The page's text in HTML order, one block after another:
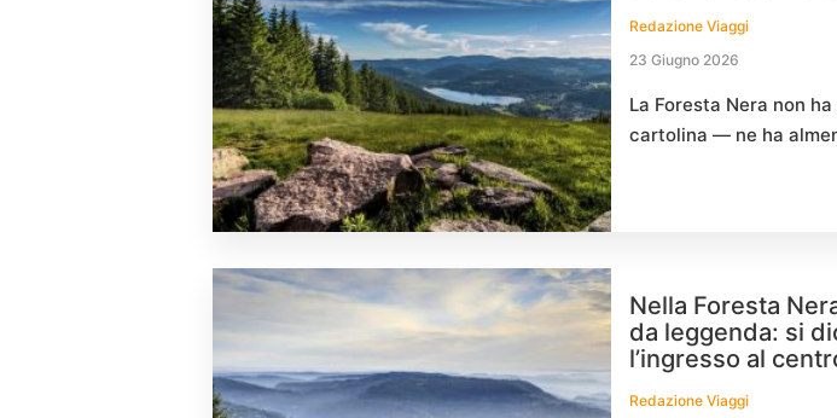
Redazione Viaggi
23 Giugno 2026
La Foresta Nera non
cartolina — ne ha
Nella Foresta
da leggenda: si
l’ingresso al
Redazione Viaggi